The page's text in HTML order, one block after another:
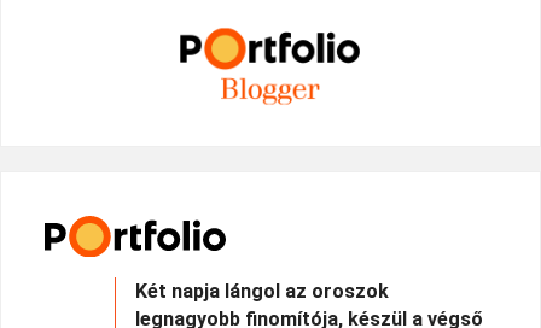
Két napja lángol az oroszok
legnagyobb finomítója, készül a végső